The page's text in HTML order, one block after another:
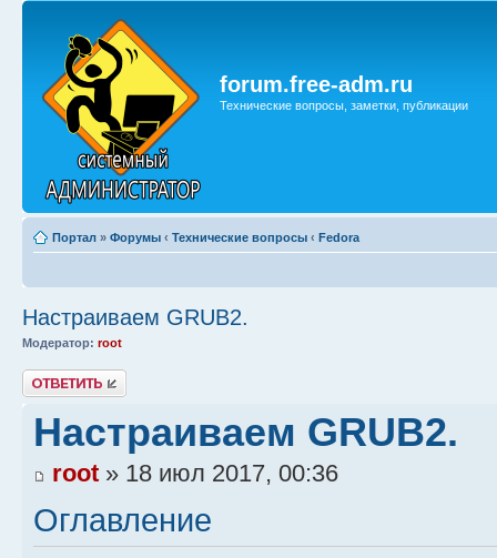
forum.free-adm.ru
Технические вопросы, заметки, публикации
Портал » Форумы ‹ Технические вопросы ‹ Fedora
Настраиваем GRUB2.
Модератор: root
Ответить
Настраиваем GRUB2.
root » 18 июл 2017, 00:36
Оглавление